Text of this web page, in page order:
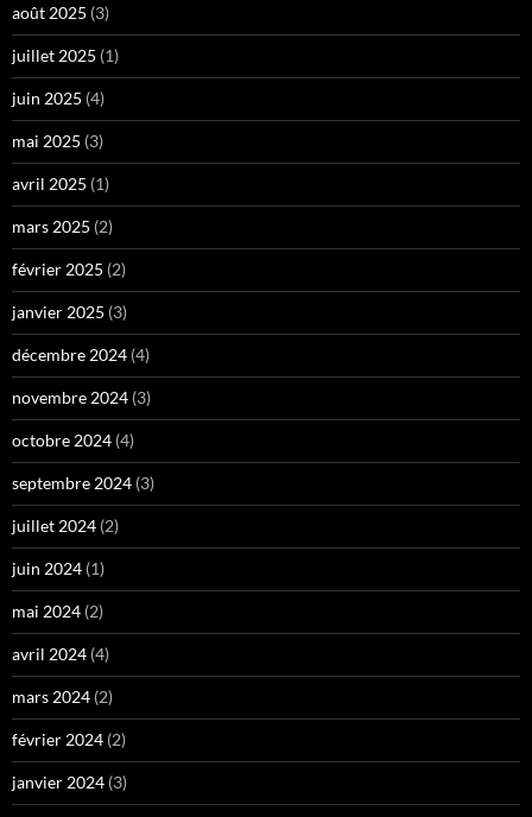
août 2025 (3)
juillet 2025 (1)
juin 2025 (4)
mai 2025 (3)
avril 2025 (1)
mars 2025 (2)
février 2025 (2)
janvier 2025 (3)
décembre 2024 (4)
novembre 2024 (3)
octobre 2024 (4)
septembre 2024 (3)
juillet 2024 (2)
juin 2024 (1)
mai 2024 (2)
avril 2024 (4)
mars 2024 (2)
février 2024 (2)
janvier 2024 (3)